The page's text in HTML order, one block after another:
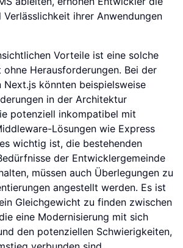
Verlässlichkeit ihrer Anwendungen
Vorteile ist eine solche
Herausforderungen. Bei der
Next.js könnten beispielsweise
in der Architektur
potenziell inkompatibel mit
Lösungen wie Express
wichtig ist, die bestehenden
der Entwicklergemeinde
müssen auch Überlegungen zu
angestellt werden. Es ist
Gleichgewicht zu finden zwischen
eine Modernisierung mit sich
den potenziellen Schwierigkeiten,